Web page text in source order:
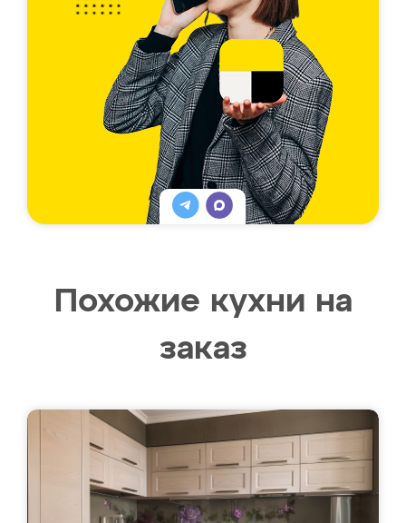
Похожие кухни на
заказ